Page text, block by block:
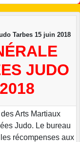
Tarbes 15 juin 2018
JUDO
Arts Martiaux
Judo. Le bureau
récompenses aux